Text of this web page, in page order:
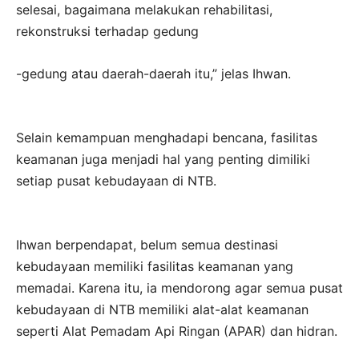
selesai, bagaimana melakukan rehabilitasi,
rekonstruksi terhadap gedung
-gedung atau daerah-daerah itu,” jelas Ihwan.
Selain kemampuan menghadapi bencana, fasilitas
keamanan juga menjadi hal yang penting dimiliki
setiap pusat kebudayaan di NTB.
Ihwan berpendapat, belum semua destinasi
kebudayaan memiliki fasilitas keamanan yang
memadai. Karena itu, ia mendorong agar semua pusat
kebudayaan di NTB memiliki alat-alat keamanan
seperti Alat Pemadam Api Ringan (APAR) dan hidran.